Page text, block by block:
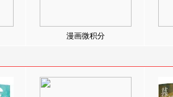
漫画微积分